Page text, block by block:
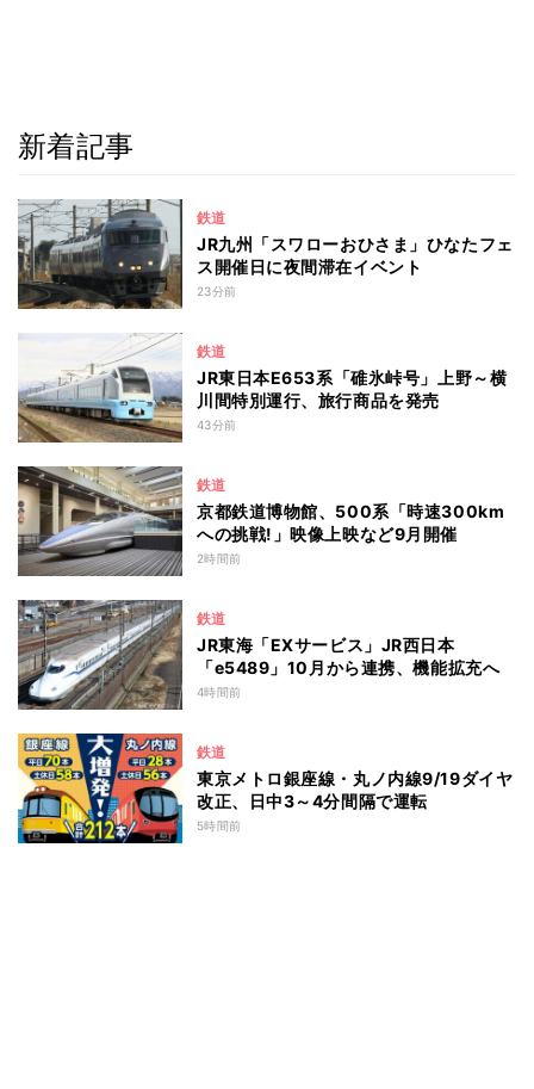
新着記事
鉄道
JR九州「スワローおひさま」ひなたフェ
ス開催日に夜間滞在イベント
23分前
鉄道
JR東日本E653系「碓氷峠号」上野～横
川間特別運行、旅行商品を発売
43分前
鉄道
京都鉄道博物館、500系「時速300km
への挑戦!」映像上映など9月開催
2時間前
鉄道
JR東海「EXサービス」JR西日本
「e5489」10月から連携、機能拡充へ
4時間前
鉄道
東京メトロ銀座線・丸ノ内線9/19ダイヤ
改正、日中3～4分間隔で運転
5時間前